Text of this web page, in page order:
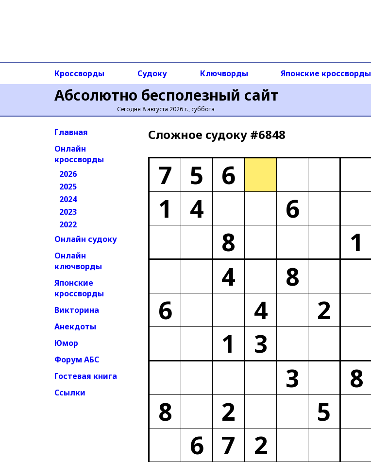
Абсолютно бесполезный сайт
Сегодня 8 августа 2026 г., суббота
Кроссворды Судоку Ключворды Японские кроссворды
Главная
Онлайн
кроссворды
2026
2025
2024
2023
2022
Онлайн судоку
Онлайн
ключворды
Японские
кроссворды
Викторина
Анекдоты
Юмор
Форум АБС
Гостевая книга
Ссылки
Сложное cудоку #6848
7 5 6
1
4 6
8
1
4
8
6
4
2
1
3
3
8
8
2 5
6 7 2